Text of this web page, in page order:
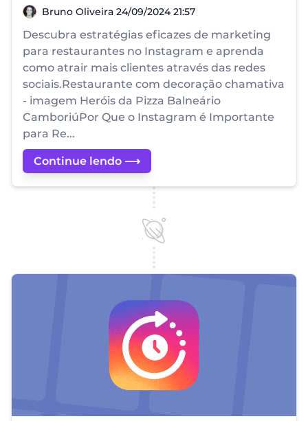
Bruno Oliveira
Bruno Oliveira 24/09/2024 21:57
Descubra estratégias eficazes de marketing
para restaurantes no Instagram e aprenda
como atrair mais clientes através das redes
sociais.Restaurante com decoração chamativa
- imagem Heróis da Pizza Balneário
CamboriúPor Que o Instagram é Importante
para Re...
Continue lendo ⟶